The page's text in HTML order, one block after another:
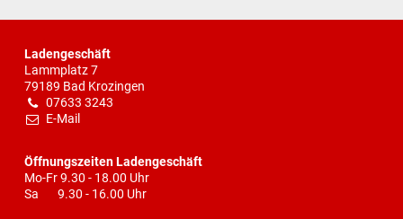
Ladengeschäft
Lammplatz 7
79189 Bad Krozingen
07633 3243
E-Mail
Öffnungszeiten Ladengeschäft
Mo-Fr 9.30 - 18.00 Uhr
Sa 9.30 - 16.00 Uhr